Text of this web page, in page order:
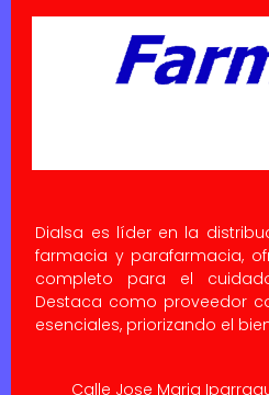
Dialsa es líder en la
farmacia y parafarmacia,
completo para el
Destaca como proveedor
esenciales, priorizando el
Calle Jose Maria